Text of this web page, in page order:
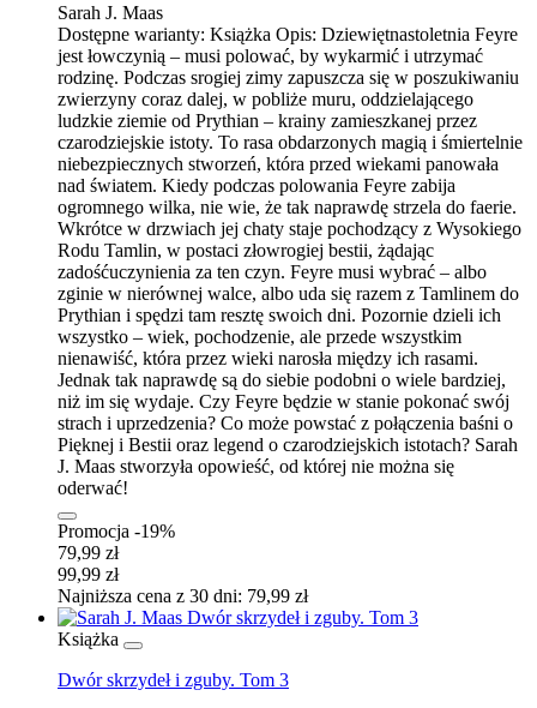
Sarah J. Maas
Dostępne warianty: Książka Opis: Dziewiętnastoletnia Feyre
jest łowczynią – musi polować, by wykarmić i utrzymać
rodzinę. Podczas srogiej zimy zapuszcza się w poszukiwaniu
zwierzyny coraz dalej, w pobliże muru, oddzielającego
ludzkie ziemie od Prythian – krainy zamieszkanej przez
czarodziejskie istoty. To rasa obdarzonych magią i śmiertelnie
niebezpiecznych stworzeń, która przed wiekami panowała
nad światem. Kiedy podczas polowania Feyre zabija
ogromnego wilka, nie wie, że tak naprawdę strzela do faerie.
Wkrótce w drzwiach jej chaty staje pochodzący z Wysokiego
Rodu Tamlin, w postaci złowrogiej bestii, żądając
zadośćuczynienia za ten czyn. Feyre musi wybrać – albo
zginie w nierównej walce, albo uda się razem z Tamlinem do
Prythian i spędzi tam resztę swoich dni. Pozornie dzieli ich
wszystko – wiek, pochodzenie, ale przede wszystkim
nienawiść, która przez wieki narosła między ich rasami.
Jednak tak naprawdę są do siebie podobni o wiele bardziej,
niż im się wydaje. Czy Feyre będzie w stanie pokonać swój
strach i uprzedzenia? Co może powstać z połączenia baśni o
Pięknej i Bestii oraz legend o czarodziejskich istotach? Sarah
J. Maas stworzyła opowieść, od której nie można się
oderwać!
Promocja -19%
79,99 zł
99,99 zł
Najniższa cena z 30 dni: 79,99 zł
Książka
Dwór skrzydeł i zguby. Tom 3